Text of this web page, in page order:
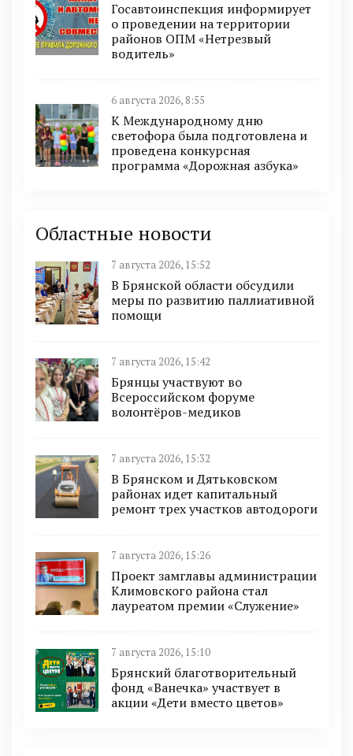
Госавтоинспекция информирует
о проведении на территории
районов ОПМ «Нетрезвый
водитель»
6 августа 2026, 8:55
К Международному дню
светофора была подготовлена и
проведена конкурсная
программа «Дорожная азбука»
Областные новости
7 августа 2026, 15:52
В Брянской области обсудили
меры по развитию паллиативной
помощи
7 августа 2026, 15:42
Брянцы участвуют во
Всероссийском форуме
волонтёров-медиков
7 августа 2026, 15:32
В Брянском и Дятьковском
районах идет капитальный
ремонт трех участков автодороги
7 августа 2026, 15:26
Проект замглавы администрации
Климовского района стал
лауреатом премии «Служение»
7 августа 2026, 15:10
Брянский благотворительный
фонд «Ванечка» участвует в
акции «Дети вместо цветов»